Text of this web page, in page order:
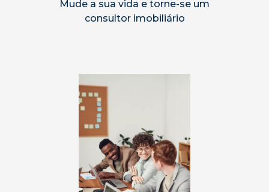
Mude a sua vida e torne-se um
consultor imobiliário